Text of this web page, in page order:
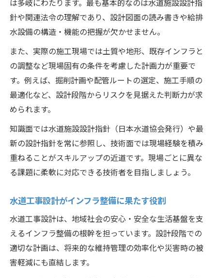
針や関連法令の理解であり、設計図面の読み書きや給排
水設備の構造・機能の把握が欠かせません。
また、実際の施工現場では土質や地形、既存インフラと
の調整など現場固有の条件を考慮した計画力が重要で
す。例えば、掘削計画や配管ルートの選定、施工手順の
最適化など、設計段階からリスクを見据えた判断力が求
められます。
知識面では水道施設設計指針（日本水道協会発行）や最
新の設計指針を常に参照し、技術面では現場経験を積み
重ねることがスキルアップの近道です。現場ごとに異な
る課題に柔軟に対応できる技術者を目指しましょう。
水道工事設計がインフラ整備に果たす役割
水道工事設計は、地域社会の安心・安全な生活基盤を支
えるインフラ整備の根幹を担っています。設計段階での
適切な計画は、将来的な維持管理の効率化や災害時の被
害軽減にも直結します。